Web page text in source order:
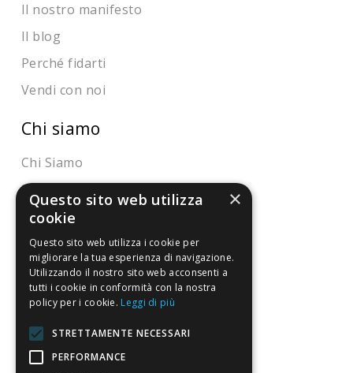
Il nostro manifesto
Il blog
Perché fidarti
Vendi con noi
Chi siamo
Chi Siamo
Sostegno e riconoscimenti
Servizio clienti
FAQ
Riferimenti da controllare
Condizioni di vendita
Termini di vendita
×
Questo sito web utilizza
cookie
Questo sito web utilizza i cookie per
migliorare la tua esperienza di navigazione.
Utilizzando il nostro sito web acconsenti a
tutti i cookie in conformità con la nostra
policy per i cookie. Leggi di più
STRETTAMENTE NECESSARI
PERFORMANCE